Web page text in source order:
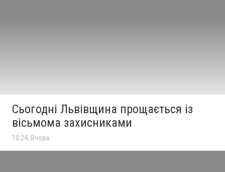
Сьогодні Львівщина прощається із
вісьмома захисниками
10:24, Вчора